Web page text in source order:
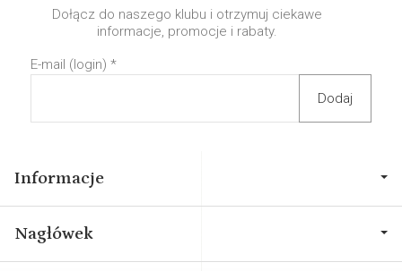
Dołącz do naszego klubu i otrzymuj ciekawe
informacje, promocje i rabaty.
E-mail (login) *
Informacje
Nagłówek